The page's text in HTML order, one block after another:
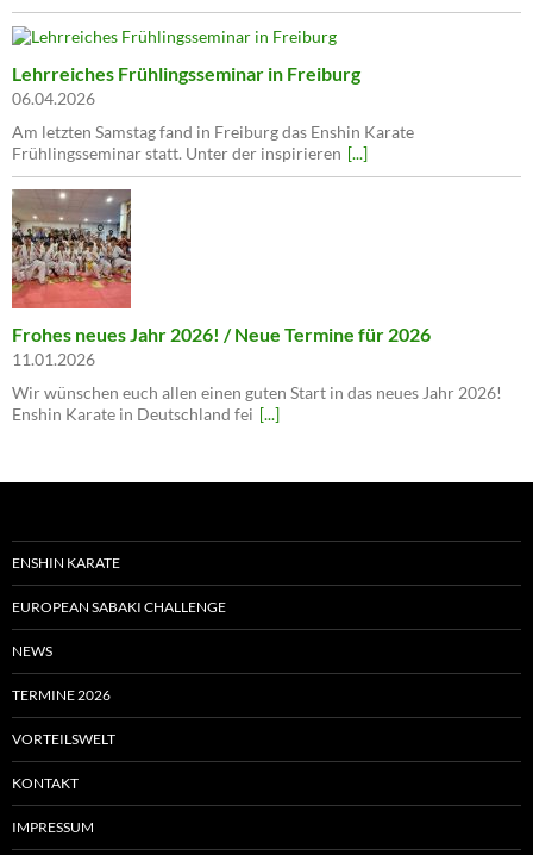
Lehrreiches Frühlingsseminar in Freiburg
06.04.2026
Am letzten Samstag fand in Freiburg das Enshin Karate
Frühlingsseminar statt. Unter der inspirieren [...]
Frohes neues Jahr 2026! / Neue Termine für 2026
11.01.2026
Wir wünschen euch allen einen guten Start in das neues Jahr 2026!
Enshin Karate in Deutschland fei [...]
ENSHIN KARATE
EUROPEAN SABAKI CHALLENGE
NEWS
TERMINE 2026
VORTEILSWELT
KONTAKT
IMPRESSUM